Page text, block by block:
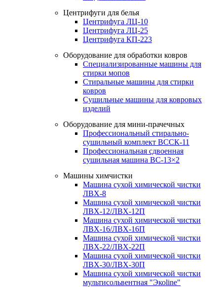
Центрифуги для белья
Центрифуга ЛЦ-10
Центрифуга ЛЦ-25
Центрифуга КП-223
Оборудование для обработки ковров
Специализированные машины для
стирки мопов
Стиральные машины для стирки
ковров
Сушильные машины для ковровых
изделий
Оборудование для мини-прачечных
Профессиональный стирально-
сушильный комплект ВССК-11
Профессиональная сдвоенная
сушильная машина ВС-13×2
Машины химчистки
Машина сухой химической чистки
ЛВХ-8
Машина сухой химической чистки
ЛВХ-12/ЛВХ-12П
Машина сухой химической чистки
ЛВХ-16/ЛВХ-16П
Машина сухой химической чистки
ЛВХ-22/ЛВХ-22П
Машина сухой химической чистки
ЛВХ-30/ЛВХ-30П
Машина сухой химической чистки
мультисольвентная "Экоline"